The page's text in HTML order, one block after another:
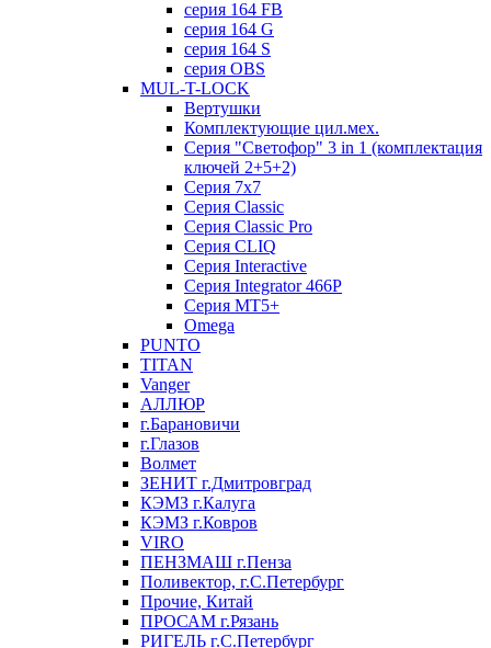
серия 164 FB
серия 164 G
серия 164 S
серия OBS
MUL-T-LOCK
Вертушки
Комплектующие цил.мех.
Серия "Светофор" 3 in 1 (комплектация
ключей 2+5+2)
Серия 7х7
Серия Classic
Серия Classic Pro
Серия CLIQ
Серия Interactive
Серия Integrator 466P
Серия MT5+
Omega
PUNTO
TITAN
Vanger
АЛЛЮР
г.Барановичи
г.Глазов
Волмет
ЗЕНИТ г.Дмитровград
КЭМЗ г.Калуга
КЭМЗ г.Ковров
VIRO
ПЕНЗМАШ г.Пенза
Поливектор, г.С.Петербург
Прочие, Китай
ПРОСАМ г.Рязань
РИГЕЛЬ г.С.Петербург